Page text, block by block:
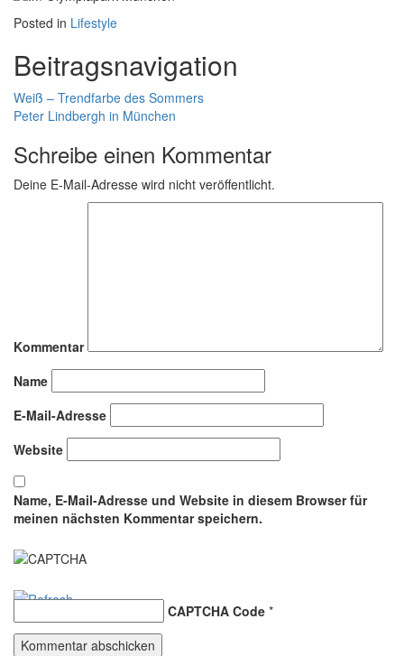
Posted in Lifestyle
Beitragsnavigation
Weiß – Trendfarbe des Sommers
Peter Lindbergh in München
Schreibe einen Kommentar
Deine E-Mail-Adresse wird nicht veröffentlicht.
Kommentar
Name
E-Mail-Adresse
Website
Name, E-Mail-Adresse und Website in diesem Browser für
meinen nächsten Kommentar speichern.
CAPTCHA Code *